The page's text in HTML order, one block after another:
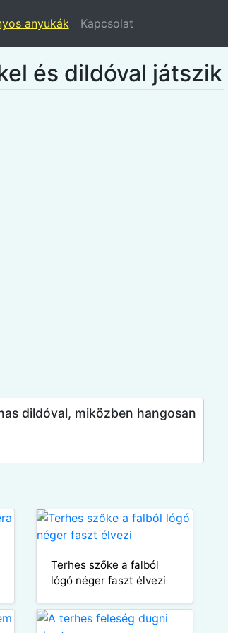
anyukák Kapcsolat
és dildóval játszik
dildóval, miközben hangosan
Terhes szőke a falból
lógó néger faszt élvezi